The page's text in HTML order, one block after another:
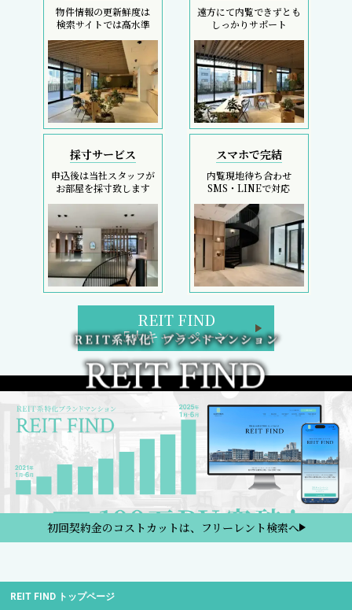
物件情報の更新鮮度は
検索サイトでは高水準
遠方にて内覧できずとも
しっかりサポート
採寸サービス
申込後は当社スタッフが
お部屋を採寸致します
スマホで完結
内覧現地待ち合わせ
SMS・LINEで対応
REIT FIND
5大キャンペーン
初回契約金のコストカットは、フリーレント検索へ
REIT FIND トップページ